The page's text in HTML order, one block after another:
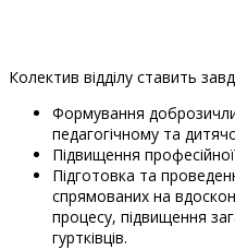
Колектив відділу ставить
Формування
педагогічному та
Підвищення
Підготовка та
спрямованих на
процесу, підвищення
гуртківців.